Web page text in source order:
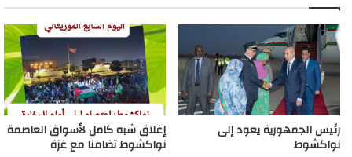
رئيس الجمهورية يعود إلى
نواكشوط
إغلاق شبه كامل لأسواق العاصمة
نواكشوط تضامنا مع غزة